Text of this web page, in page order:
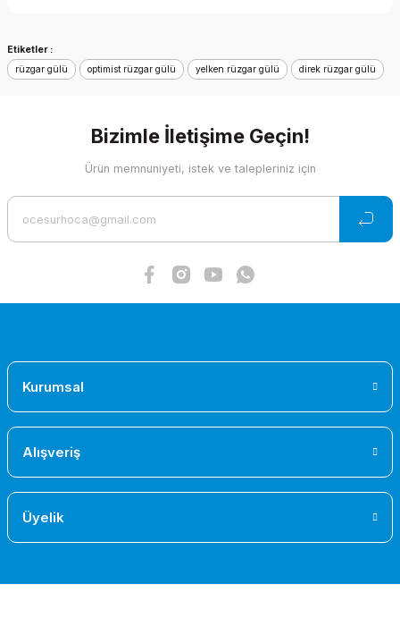
konularda yetersiz gördüğünüz noktaları öneri formunu
kullanarak tarafımıza iletebilirsiniz.
Ürün resmi kalitesiz, bozuk veya görüntülenemiyor.
Etiketler :
rüzgar gülü
optimist rüzgar gülü yelken rüzgar gülü direk rüzgar gülü
Bizimle İletişime Geçin!
Ürün memnuniyeti, istek ve talepleriniz için
Kurumsal
Alışveriş
Üyelik